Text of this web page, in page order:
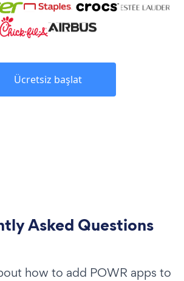
Ücretsiz başlat
Asked Questions
how to add POWR apps to